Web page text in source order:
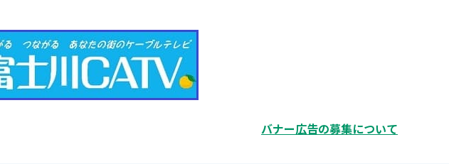
バナー広告の募集について